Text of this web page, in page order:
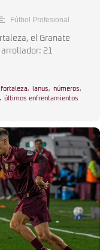
Fútbol Profesional
el Granate
arrollador: 21
fortaleza, lanus, números,
, últimos enfrentamientos